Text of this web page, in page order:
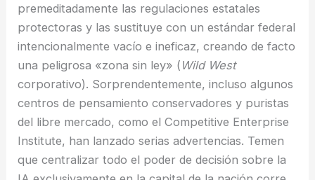
premeditadamente las regulaciones estatales
protectoras y las sustituye con un estándar federal
intencionalmente vacío e ineficaz, creando de facto
una peligrosa «zona sin ley» ( Wild West
corporativo). Sorprendentemente, incluso algunos
centros de pensamiento conservadores y puristas
del libre mercado, como el Competitive Enterprise
Institute, han lanzado serias advertencias. Temen
que centralizar todo el poder de decisión sobre la